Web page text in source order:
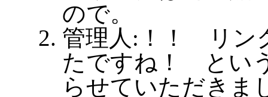
ので。
管理人:！！ リン
たですね！ とい
らせていただき